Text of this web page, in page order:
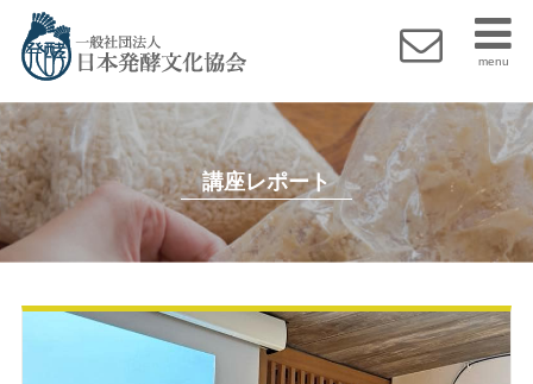
menu
講座レポート